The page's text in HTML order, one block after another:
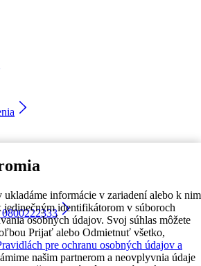
ukladáme informácie v zariadení alebo k nim
identifikátorom v súboroch
osobných údajov. Svoj súhlas môžete
Prijať alebo Odmietnuť všetko,
pre ochranu osobných údajov a
našim partnerom a neovplyvnia údaje